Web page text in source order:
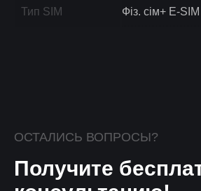
Тип SIM Фіз. сім+ E-SIM
ОСТАЛИСЬ ВОПРОСЫ?
Получите